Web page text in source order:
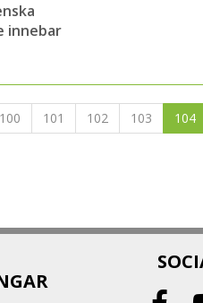
innebar
100 101 102 103 104